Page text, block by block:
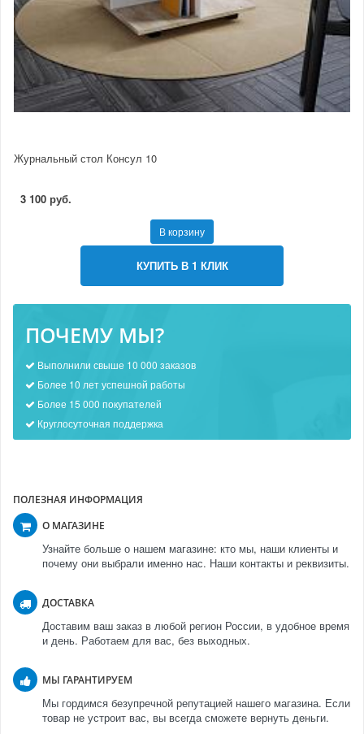
Журнальный стол Консул 10
3 100 руб.
В корзину
КУПИТЬ В 1 КЛИК
ПОЧЕМУ МЫ?
Выполнили свыше 10 000 заказов
Более 10 лет успешной работы
Более 15 000 покупателей
Круглосуточная поддержка
ПОЛЕЗНАЯ ИНФОРМАЦИЯ
О МАГАЗИНЕ
Узнайте больше о нашем магазине: кто мы, наши клиенты и
почему они выбрали именно нас. Наши контакты и реквизиты.
ДОСТАВКА
Доставим ваш заказ в любой регион России, в удобное время
и день. Работаем для вас, без выходных.
МЫ ГАРАНТИРУЕМ
Мы гордимся безупречной репутацией нашего магазина. Если
товар не устроит вас, вы всегда сможете вернуть деньги.